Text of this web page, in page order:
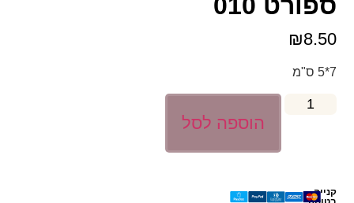
₪8.50
7*5 ס"מ
הוספה לסל
קנייה